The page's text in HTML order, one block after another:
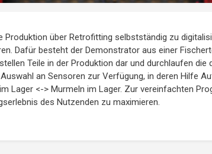
Produktion über Retrofitting selbstständig zu
Dafür besteht der Demonstrator aus einer
Teile in der Produktion dar und durchlaufen die
an Sensoren zur Verfügung, in deren Hilfe
Lager <-> Murmeln im Lager. Zur vereinfachten
des Nutzenden zu maximieren.